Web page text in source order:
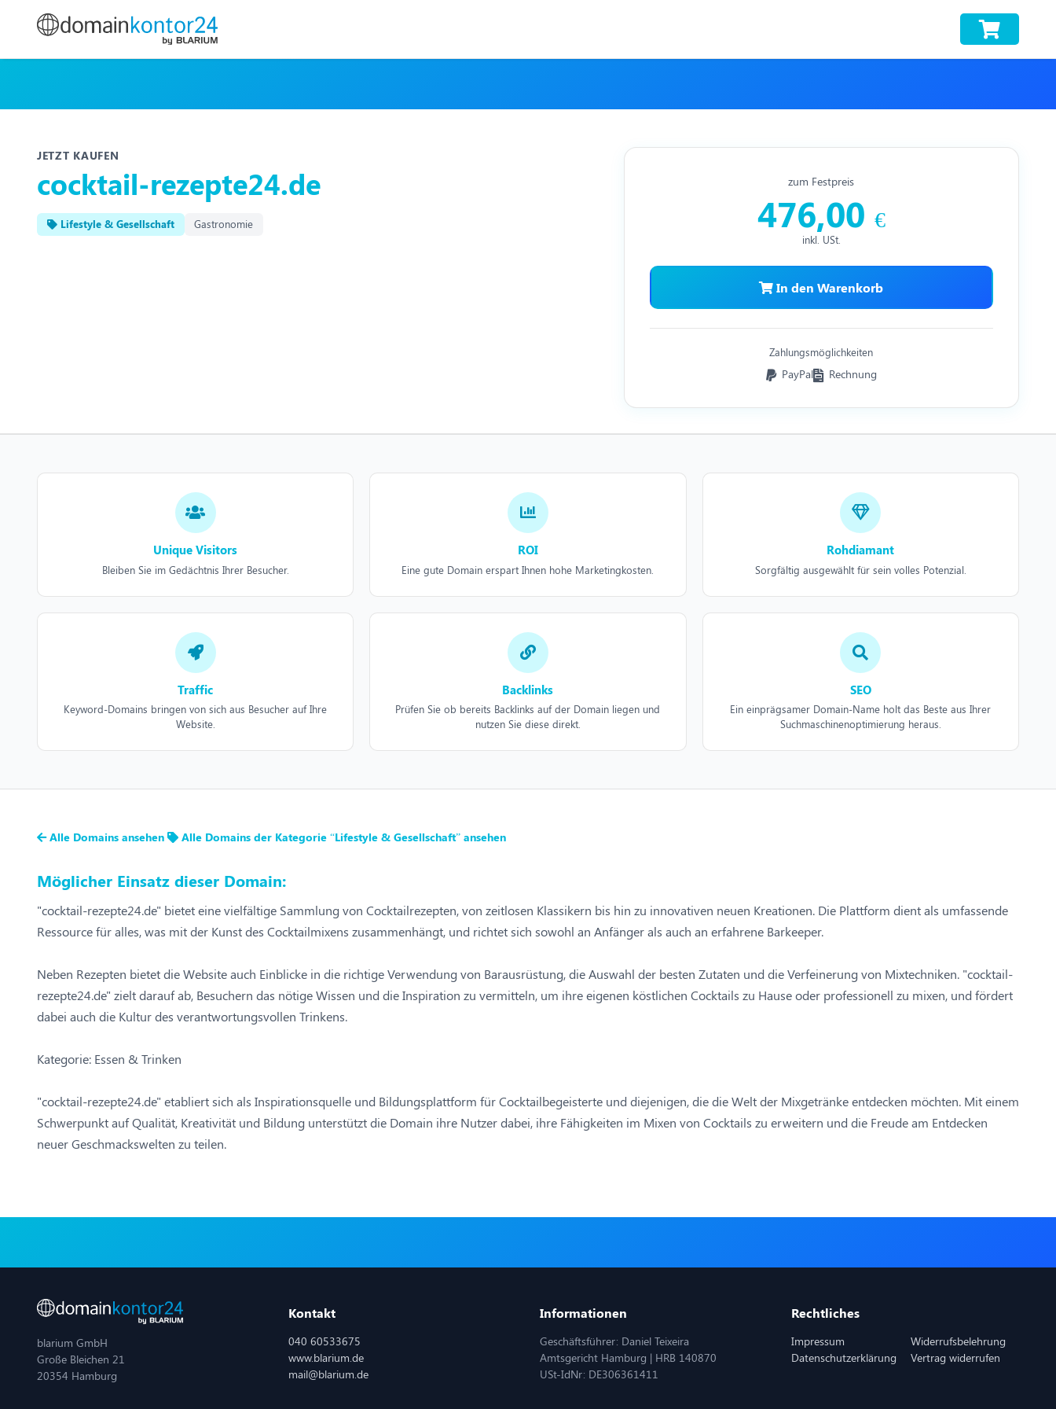
JETZT KAUFEN
cocktail-rezepte24.de
Lifestyle & Gesellschaft Gastronomie
zum Festpreis
476,00 €
inkl. USt.
In den Warenkorb
Zahlungsmöglichkeiten
PayPal Rechnung
Unique Visitors
Bleiben Sie im Gedächtnis Ihrer Besucher.
ROI
Eine gute Domain erspart Ihnen hohe Marketingkosten.
Rohdiamant
Sorgfältig ausgewählt für sein volles Potenzial.
Traffic
Keyword-Domains bringen von sich aus Besucher auf Ihre
Website.
Backlinks
Prüfen Sie ob bereits Backlinks auf der Domain liegen und
nutzen Sie diese direkt.
SEO
Ein einprägsamer Domain-Name holt das Beste aus Ihrer
Suchmaschinenoptimierung heraus.
Alle Domains ansehen Alle Domains der Kategorie “Lifestyle & Gesellschaft” ansehen
Möglicher Einsatz dieser Domain:
"cocktail-rezepte24.de" bietet eine vielfältige Sammlung von Cocktailrezepten, von zeitlosen Klassikern bis hin zu innovativen neuen Kreationen. Die Plattform dient als umfassende
Ressource für alles, was mit der Kunst des Cocktailmixens zusammenhängt, und richtet sich sowohl an Anfänger als auch an erfahrene Barkeeper.
Neben Rezepten bietet die Website auch Einblicke in die richtige Verwendung von Barausrüstung, die Auswahl der besten Zutaten und die Verfeinerung von Mixtechniken. "cocktail-
rezepte24.de" zielt darauf ab, Besuchern das nötige Wissen und die Inspiration zu vermitteln, um ihre eigenen köstlichen Cocktails zu Hause oder professionell zu mixen, und fördert
dabei auch die Kultur des verantwortungsvollen Trinkens.
Kategorie: Essen & Trinken
"cocktail-rezepte24.de" etabliert sich als Inspirationsquelle und Bildungsplattform für Cocktailbegeisterte und diejenigen, die die Welt der Mixgetränke entdecken möchten. Mit einem
Schwerpunkt auf Qualität, Kreativität und Bildung unterstützt die Domain ihre Nutzer dabei, ihre Fähigkeiten im Mixen von Cocktails zu erweitern und die Freude am Entdecken
neuer Geschmackswelten zu teilen.
blarium GmbH
Große Bleichen 21
20354 Hamburg
Kontakt
040 60533675
www.blarium.de
mail@blarium.de
Informationen
Geschäftsführer: Daniel Teixeira
Amtsgericht Hamburg | HRB 140870
USt-IdNr: DE306361411
Rechtliches
Impressum
Datenschutzerklärung
Widerrufsbelehrung
Vertrag widerrufen